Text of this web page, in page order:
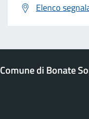
Elenco
Comune di Bonate